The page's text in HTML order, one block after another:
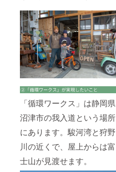
「循環ワークス」は静岡県
沼津市の我入道という場所
にあります。駿河湾と狩野
川の近くで、屋上からは富
士山が見渡せます。